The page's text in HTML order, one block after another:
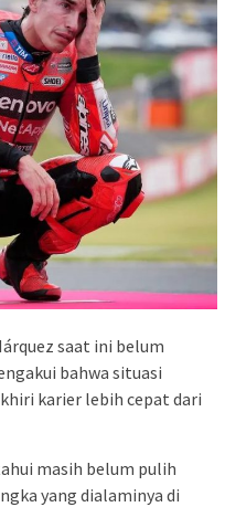
saat ini belum
bahwa situasi
karier lebih cepat dari
masih belum pulih
yang dialaminya di